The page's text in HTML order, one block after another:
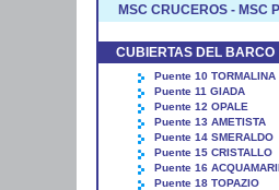
MSC CRUCEROS - MSC
CUBIERTAS DEL BARCO
Puente 10 TORMALINA
Puente 11 GIADA
Puente 12 OPALE
Puente 13 AMETISTA
Puente 14 SMERALDO
Puente 15 CRISTALLO
Puente 16
Puente 18 TOPAZIO